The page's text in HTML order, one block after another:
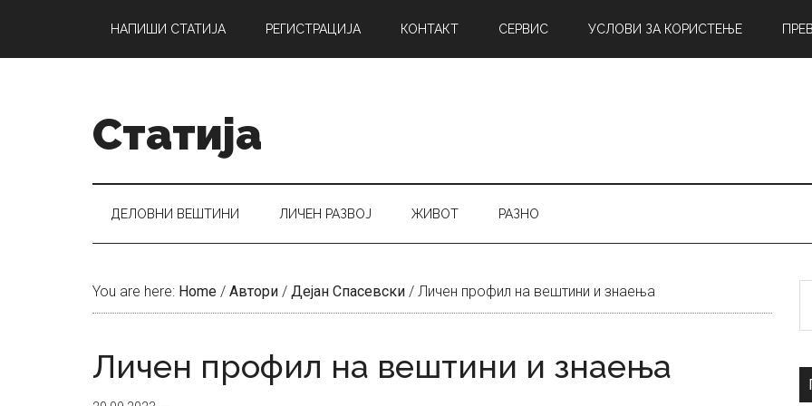
main
secondary
primary
НАПИШИ СТАТИЈА РЕГИСТРАЦИЈА КОНТАКТ СЕРВИС УСЛОВИ ЗА КОРИСТЕЊЕ
Статија
ДЕЛОВНИ ВЕШТИНИ ЛИЧЕН РАЗВОЈ ЖИВОТ РАЗНО
You are here: Home / Автори / Дејан Спасевски / Личен профил на вештини и знаења
Личен профил на вештини и знаења